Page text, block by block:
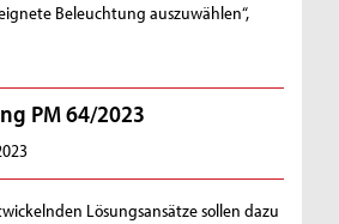
Beleuchtung auszuwählen“,
PM 64/2023
Lösungsansätze sollen dazu